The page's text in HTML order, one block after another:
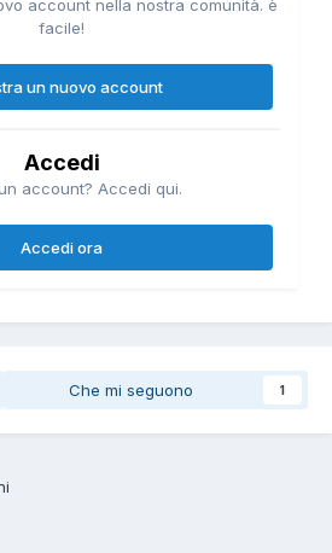
account nella nostra comunità. è
facile!
un nuovo account
Accedi
account? Accedi qui.
Accedi ora
Che mi seguono 1